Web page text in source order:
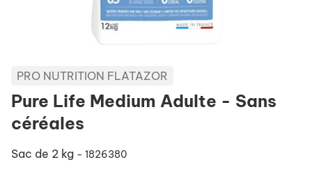
PRO NUTRITION FLATAZOR
Pure Life Medium Adulte - Sans
céréales
Sac de 2 kg - 1826380